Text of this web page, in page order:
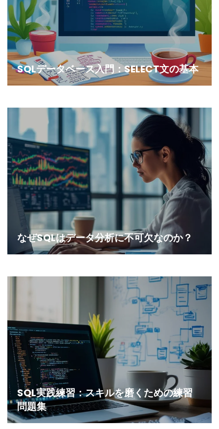
SQLデータベース入門：SELECT文の基本
なぜSQLはデータ分析に不可欠なのか？
SQL実践練習：スキルを磨くための練習
問題集